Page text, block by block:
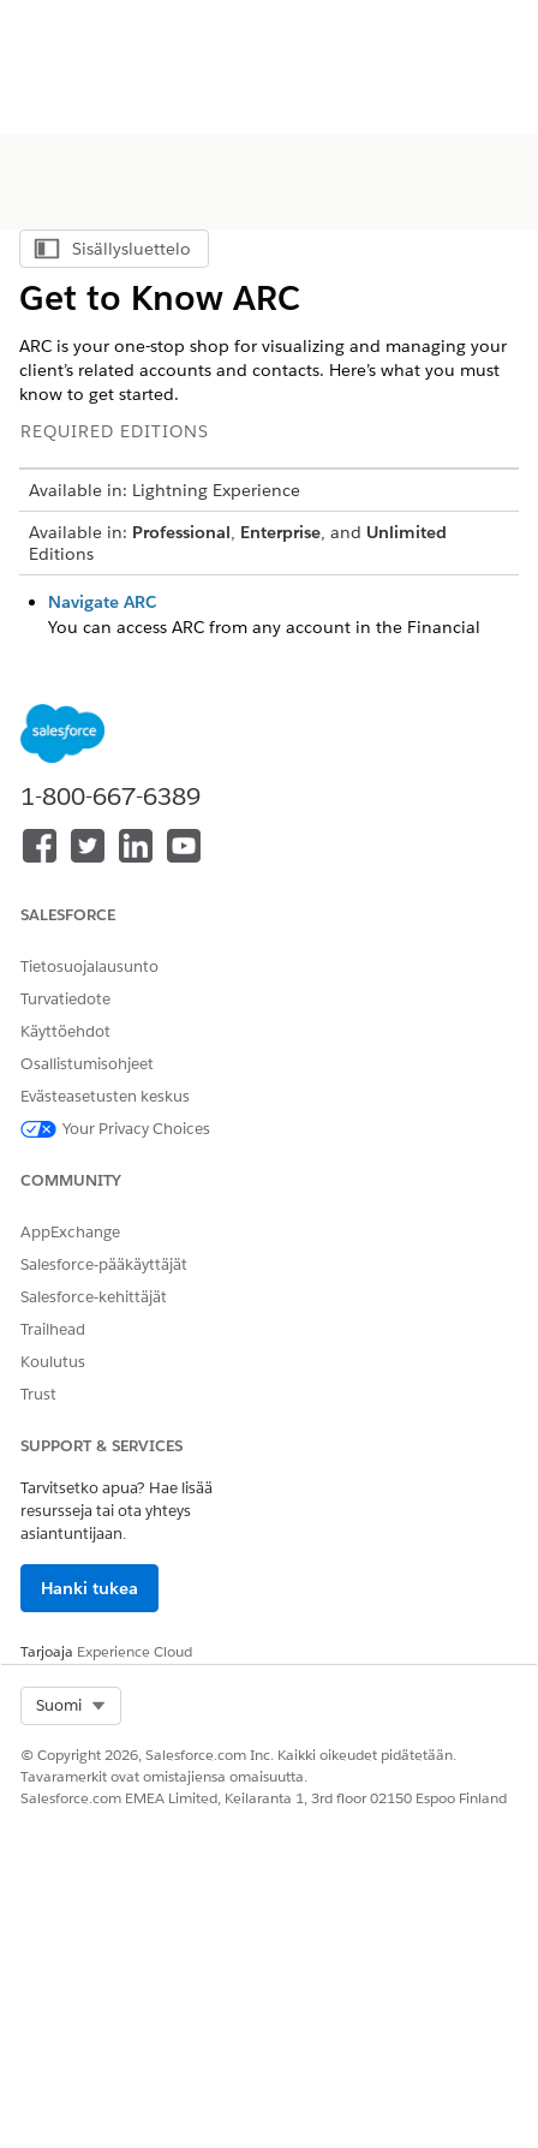
Näytä sisällysluettelo
Sisällysluettelo
Get to Know ARC
ARC is your one-stop shop for visualizing and managing your
client’s related accounts and contacts. Here’s what you must
know to get started.
REQUIRED EDITIONS
Available in: Lightning Experience
Available in: Professional, Enterprise, and Unlimited
Editions
Navigate ARC
You can access ARC from any account in the Financial
Manage Client Records and Relationships
Conveniently create and manage client records and
relationships directly in ARC.
Anna palautetta, jotta voimme kehittyä!
1-800-667-6389
SALESFORCE
Tietosuojalausunto
Turvatiedote
Käyttöehdot
Osallistumisohjeet
Evästeasetusten keskus
Your Privacy Choices
COMMUNITY
AppExchange
Salesforce-pääkäyttäjät
Salesforce-kehittäjät
Trailhead
Koulutus
Trust
SUPPORT & SERVICES
Tarvitsetko apua? Hae lisää
resursseja tai ota yhteys
asiantuntijaan.
Hanki tukea
Tarjoaja Experience Cloud
Suomi
© Copyright 2026, Salesforce.com Inc. Kaikki oikeudet pidätetään.
Tavaramerkit ovat omistajiensa omaisuutta.
Salesforce.com EMEA Limited, Keilaranta 1, 3rd floor 02150 Espoo Finland